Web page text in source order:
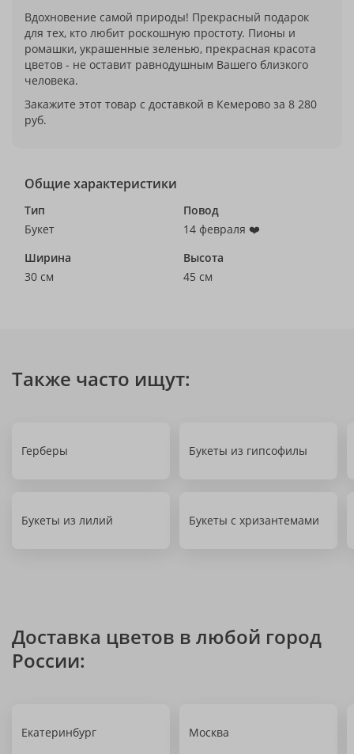
Вдохновение самой природы! Прекрасный подарок
для тех, кто любит роскошную простоту. Пионы и
ромашки, украшенные зеленью, прекрасная красота
цветов - не оставит равнодушным Вашего близкого
человека.
Закажите этот товар с доставкой в Кемерово за 8 280
руб.
Общие характеристики
Тип
Букет
Повод
14 февраля ❤️
Ширина
30 см
Высота
45 см
Также часто ищут:
Герберы Букеты из гипсофилы
Букеты из лилий Букеты с хризантемами
Доставка цветов в любой город
России:
Екатеринбург Москва